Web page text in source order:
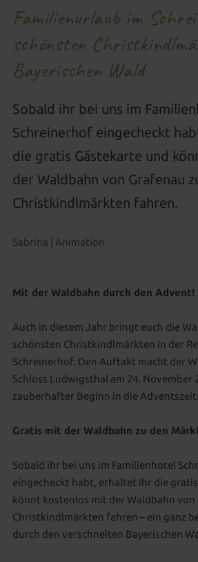
Regional, gesund & zukunftsweisend
Familienwelt
Wissenswertes
All-inclusive Premium Gut zu Wissen
Gutscheine schenken
Familienwelt
Wohnen als Familie Animation für
Familienurlaub in Süddeutschland
Familienangebote
Aussenpool Natursee
Spa-Anwendungen
Für Kids & Teens
Peelings, Packungen & Bäder
Wellnesspakete Schöne Hände &
Wellness für Tagesgäste
Wellnessangebote
Familienurlaub im
schönsten
Bayerischen Wald
Sobald ihr bei uns im
Schreinerhof eingecheckt
die gratis Gästekarte und
der Waldbahn von Grafenau
Christkindlmärkten fahren.
Sabrina | Animation
Mit der Waldbahn durch den Advent!
Auch in diesem Jahr bringt euch die
schönsten Christkindlmärkten in der
Schreinerhof. Den Auftakt macht der
Schloss Ludwigsthal am 24. November
zauberhafter Beginn in die Adventszeit.
Gratis mit der Waldbahn zu den
Sobald ihr bei uns im Familienhotel
eingecheckt habt, erhaltet ihr die
könnt kostenlos mit der Waldbahn von
Christkindlmärkten fahren – ein ganz
durch den verschneiten Bayerischen